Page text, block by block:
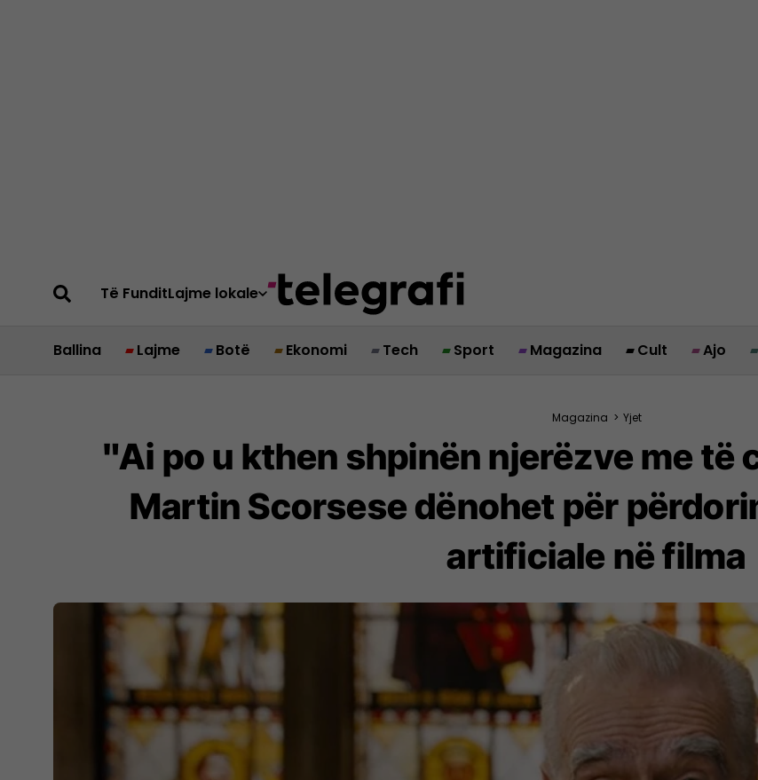
Të FunditLajme lokale
Ballina Lajme Botë Ekonomi Tech Sport Magazina Cult Ajo
Magazina > Yjet
"Ai po u kthen shpinën njerëzve me
Martin Scorsese dënohet për
artificiale në filma